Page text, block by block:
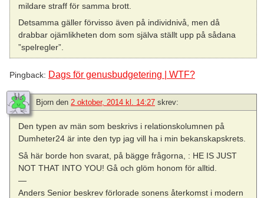
mildare straff för samma brott.
Detsamma gäller förvisso även på individnivå, men då
drabbar ojämlikheten dom som själva ställt upp på sådana
”spelregler”.
Pingback: Dags för genusbudgetering | WTF?
Bjorn den 2 oktober, 2014 kl. 14:27 skrev:
Den typen av män som beskrivs i relationskolumnen på
Dumheter24 är inte den typ jag vill ha i min bekanskapskrets.
Så här borde hon svarat, på bägge frågorna, : HE IS JUST
NOT THAT INTO YOU! Gå och glöm honom för alltid.
—
Anders Senior beskrev förlorade sonens återkomst i modern